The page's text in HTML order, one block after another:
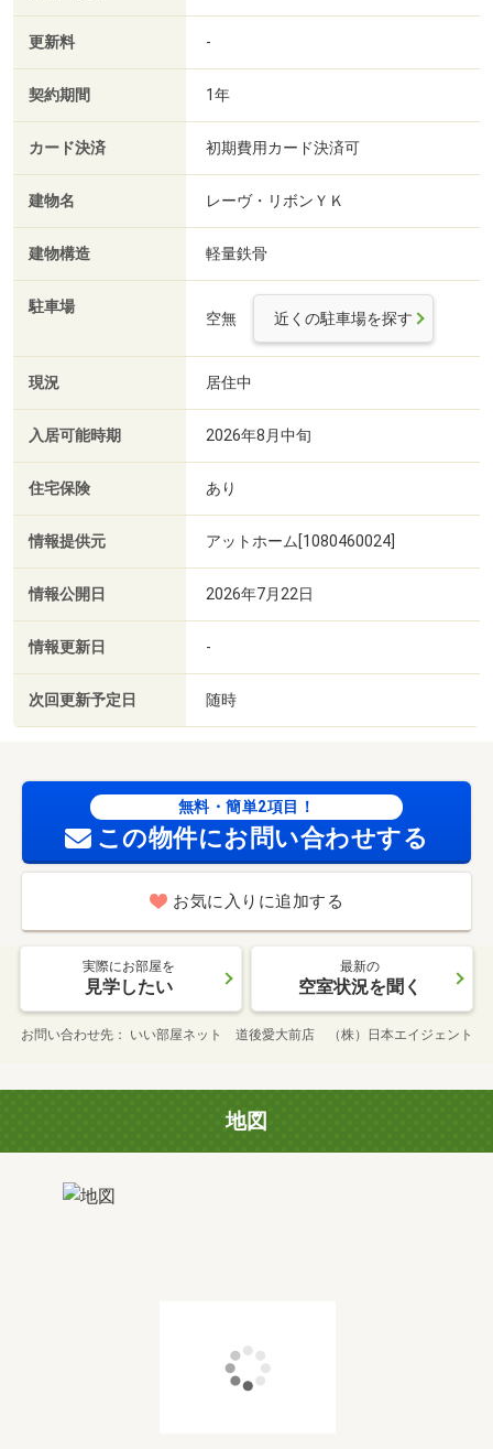
更新料 -
契約期間 1年
カード決済 初期費用カード決済可
建物名 レーヴ・リボンＹＫ
建物構造 軽量鉄骨
駐車場
空無 近くの駐車場を探す
現況 居住中
入居可能時期 2026年8月中旬
住宅保険 あり
情報提供元 アットホーム[1080460024]
情報公開日 2026年7月22日
情報更新日 -
次回更新予定日 随時
無料・簡単2項目！
この物件にお問い合わせする
お気に入りに追加する
実際にお部屋を
見学したい
最新の
空室状況を聞く
お問い合わせ先 いい部屋ネット 道後愛大前店 （株）日本エイジェント
地図